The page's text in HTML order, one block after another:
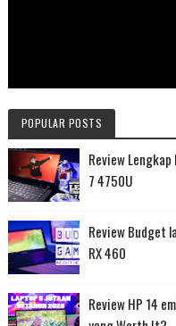
POPULAR POSTS
Review Lengkap
7 4750U
Review Budget
RX 460
Review HP 14